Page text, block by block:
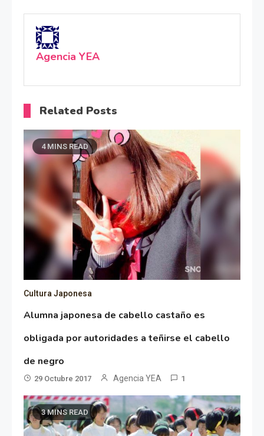
Agencia YEA
Related Posts
4 MINS READ
Cultura Japonesa
Alumna japonesa de cabello castaño es
obligada por autoridades a teñirse el cabello
de negro
29 Octubre 2017 Agencia YEA 1
3 MINS READ